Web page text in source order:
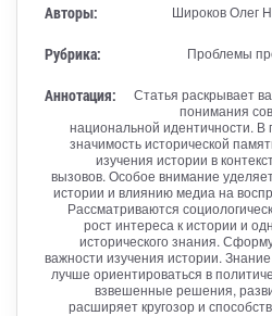
Авторы:
Широков Олег
Рубрика:
Проблемы
Аннотация:
Статья раскрывает
понимания
национальной идентичности. В
значимость исторической
изучения истории в
вызовов. Особое внимание
истории и влиянию медиа на
Рассматриваются
рост интереса к истории и
исторического знания.
важности изучения истории.
лучше ориентироваться в
взвешенные решения,
расширяет кругозор и